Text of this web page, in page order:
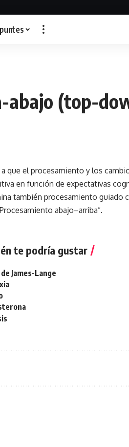
abajo (top-
a que el procesamiento y los
en función de expectativas
también procesamiento guiado
abajo–arriba”.
te podría gustar
James-Lange